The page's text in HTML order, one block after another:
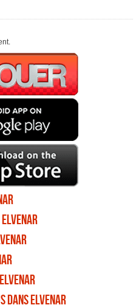
dans Elvenar